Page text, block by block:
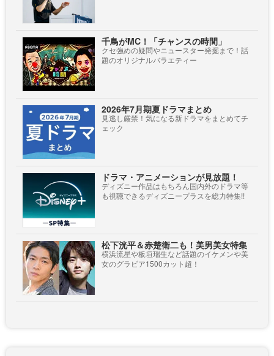
千鳥がMC！「チャンスの時間」
クセ強めの疑問やニュースター発掘まで！話
題のオリジナルバラエティー
2026年7月期夏ドラマまとめ
見逃し厳禁！気になる新ドラマをまとめてチ
ェック
ドラマ・アニメーションが見放題！
ディズニー作品はもちろん国内外のドラマ等
も視聴できるディズニープラスを総力特集!!
松下洸平＆赤楚衛二も！美男美女特集
横浜流星や板垣瑞生など話題のイケメンや美
女のグラビア1500カット超！